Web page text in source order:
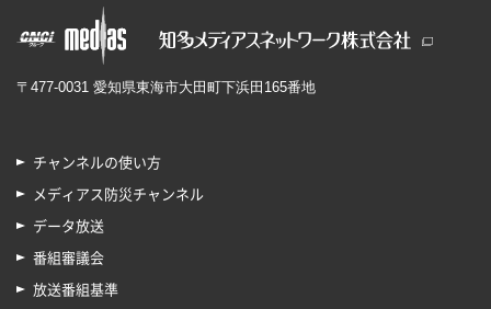
〒477-0031 愛知県東海市大田町下浜田165番地
チャンネルの使い方
メディアス防災チャンネル
データ放送
番組審議会
放送番組基準